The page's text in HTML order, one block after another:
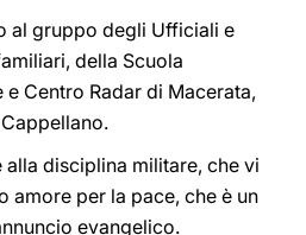
al gruppo degli Ufficiali e
della Scuola
Centro Radar di Macerata,
alla disciplina militare, che vi
amore per la pace, che è un
evangelico.